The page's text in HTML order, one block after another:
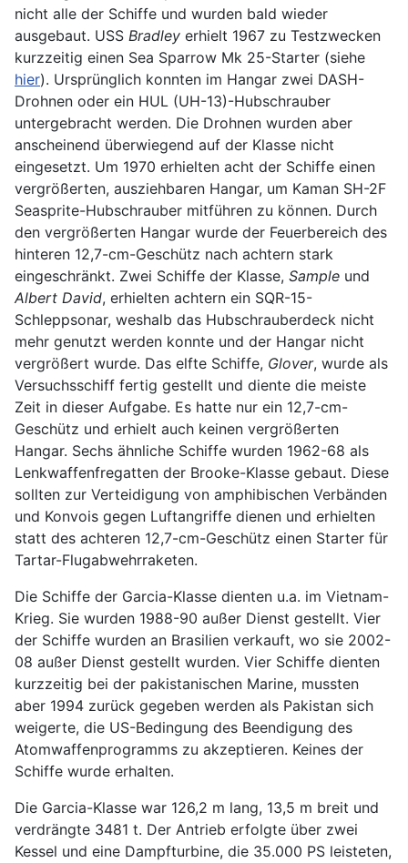
nicht alle der Schiffe und wurden bald wieder
ausgebaut. USS Bradley erhielt 1967 zu Testzwecken
kurzzeitig einen Sea Sparrow Mk 25-Starter (siehe
hier). Ursprünglich konnten im Hangar zwei DASH-
Drohnen oder ein HUL (UH-13)-Hubschrauber
untergebracht werden. Die Drohnen wurden aber
anscheinend überwiegend auf der Klasse nicht
eingesetzt. Um 1970 erhielten acht der Schiffe einen
vergrößerten, ausziehbaren Hangar, um Kaman SH-2F
Seasprite-Hubschrauber mitführen zu können. Durch
den vergrößerten Hangar wurde der Feuerbereich des
hinteren 12,7-cm-Geschütz nach achtern stark
eingeschränkt. Zwei Schiffe der Klasse, Sample und
Albert David, erhielten achtern ein SQR-15-
Schleppsonar, weshalb das Hubschrauberdeck nicht
mehr genutzt werden konnte und der Hangar nicht
vergrößert wurde. Das elfte Schiffe, Glover, wurde als
Versuchsschiff fertig gestellt und diente die meiste
Zeit in dieser Aufgabe. Es hatte nur ein 12,7-cm-
Geschütz und erhielt auch keinen vergrößerten
Hangar. Sechs ähnliche Schiffe wurden 1962-68 als
Lenkwaffenfregatten der Brooke-Klasse gebaut. Diese
sollten zur Verteidigung von amphibischen Verbänden
und Konvois gegen Luftangriffe dienen und erhielten
statt des achteren 12,7-cm-Geschütz einen Starter für
Tartar-Flugabwehrraketen.
Die Schiffe der Garcia-Klasse dienten u.a. im Vietnam-
Krieg. Sie wurden 1988-90 außer Dienst gestellt. Vier
der Schiffe wurden an Brasilien verkauft, wo sie 2002-
08 außer Dienst gestellt wurden. Vier Schiffe dienten
kurzzeitig bei der pakistanischen Marine, mussten
aber 1994 zurück gegeben werden als Pakistan sich
weigerte, die US-Bedingung des Beendigung des
Atomwaffenprogramms zu akzeptieren. Keines der
Schiffe wurde erhalten.
Die Garcia-Klasse war 126,2 m lang, 13,5 m breit und
verdrängte 3481 t. Der Antrieb erfolgte über zwei
Kessel und eine Dampfturbine, die 35.000 PS leisteten,